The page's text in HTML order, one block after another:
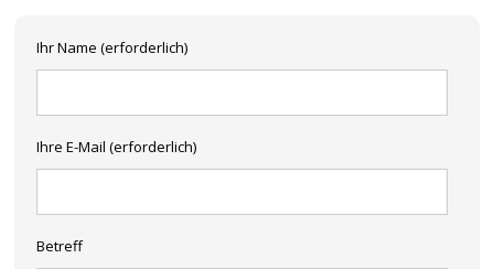
Ihr Name (erforderlich)
Ihre E-Mail (erforderlich)
Betreff